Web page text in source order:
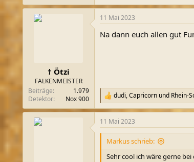
† Ötzi
FALKENMEISTER
Beiträge
1.979
Detektor
Nox 900
11 Mai 2023
Na dann euch allen gut
R
e
a
k
t
n
dudi,Capricornund Rhein-
11 Mai 2023
Markus schrieb:
Sehr cool ich wäre gerne